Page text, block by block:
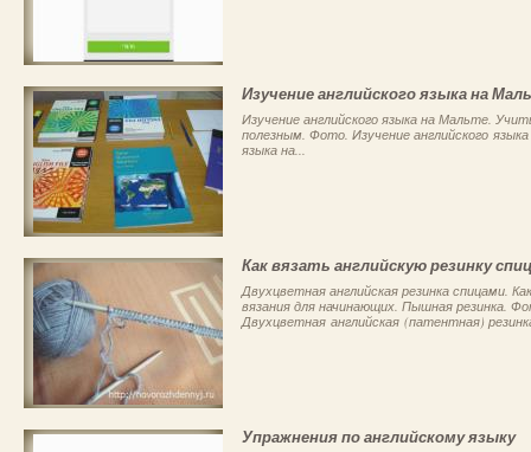
Изучение английского языка на
Изучение английского языка на Мальте.
полезным. Фото. Изучение английского
языка на...
Как вязать английскую резинку
Двухцветная английская резинка спицами.
вязания для начинающих. Пышная резинка.
Двухцветная английская (патентная)
Упражнения по английскому языку